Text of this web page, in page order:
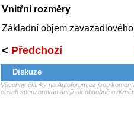
Vnitřní rozměry
Základní objem zavazadlového
< Předchozí
Diskuze
Všechny články na Autoforum.cz jsou
obsah sponzorován ani jinak obdobně